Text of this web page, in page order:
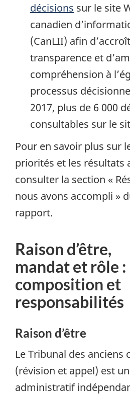
décisions sur le site
canadien
(CanLII) afin
transparence et
compréhension à
processus
2017, plus de 6 000
consultables sur le
Pour en savoir plus sur
priorités et les résultats
consulter la section «
nous avons accompli »
rapport.
Raison d’être,
mandat et rôle :
composition et
responsabilités
Raison d’être
Le Tribunal des anciens
(révision et appel) est
administratif